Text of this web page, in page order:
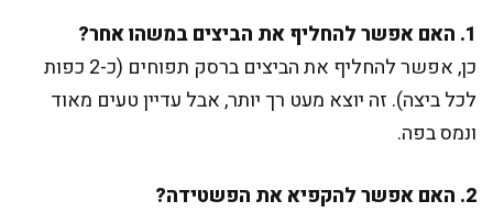
1. האם אפשר להחליף את הביצים במשהו אחר?
כן, אפשר להחליף את הביצים ברסק תפוחים (כ-2 כפות
לכל ביצה). זה יוצא מעט רך יותר, אבל עדיין טעים מאוד
ונמס בפה.
2. האם אפשר להקפיא את הפשטידה?